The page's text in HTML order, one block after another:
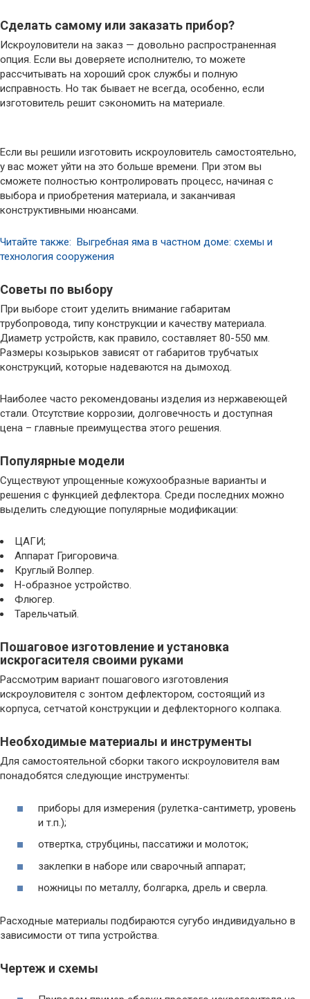
Сделать самому или заказать прибор?
Искроуловители на заказ — довольно распространенная
опция. Если вы доверяете исполнителю, то можете
рассчитывать на хороший срок службы и полную
исправность. Но так бывает не всегда, особенно, если
изготовитель решит сэкономить на материале.
Если вы решили изготовить искроуловитель самостоятельно,
у вас может уйти на это больше времени. При этом вы
сможете полностью контролировать процесс, начиная с
выбора и приобретения материала, и заканчивая
конструктивными нюансами.
Читайте также: Выгребная яма в частном доме: схемы и
технология сооружения
Советы по выбору
При выборе стоит уделить внимание габаритам
трубопровода, типу конструкции и качеству материала.
Диаметр устройств, как правило, составляет 80-550 мм.
Размеры козырьков зависят от габаритов трубчатых
конструкций, которые надеваются на дымоход.
Наиболее часто рекомендованы изделия из нержавеющей
стали. Отсутствие коррозии, долговечность и доступная
цена – главные преимущества этого решения.
Популярные модели
Существуют упрощенные кожухообразные варианты и
решения с функцией дефлектора. Среди последних можно
выделить следующие популярные модификации:
ЦАГИ;
Аппарат Григоровича.
Круглый Волпер.
H-образное устройство.
Флюгер.
Тарельчатый.
Пошаговое изготовление и установка
искрогасителя своими руками
Рассмотрим вариант пошагового изготовления
искроуловителя с зонтом дефлектором, состоящий из
корпуса, сетчатой конструкции и дефлекторного колпака.
Необходимые материалы и инструменты
Для самостоятельной сборки такого искроуловителя вам
понадобятся следующие инструменты:
приборы для измерения (рулетка-сантиметр, уровень
и т.п.);
отвертка, струбцины, пассатижи и молоток;
заклепки в наборе или сварочный аппарат;
ножницы по металлу, болгарка, дрель и сверла.
Расходные материалы подбираются сугубо индивидуально в
зависимости от типа устройства.
Чертеж и схемы